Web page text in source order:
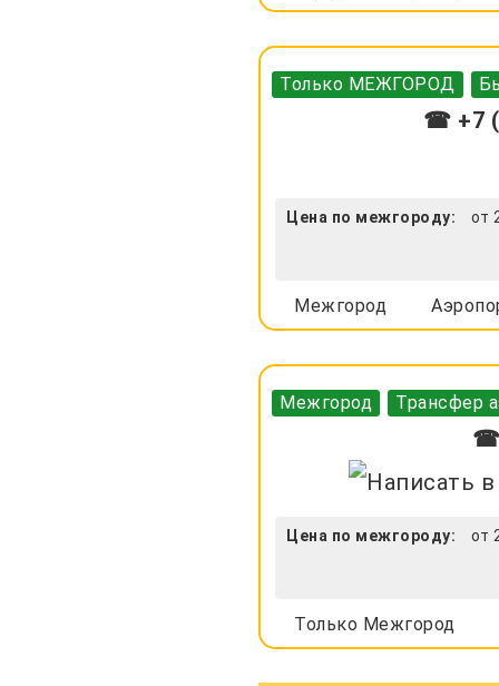
Только МЕЖГОРОД
☎ +7
Цена по межгороду: от
Межгород
Межгород Трансфер
☎
Цена по межгороду: от
Только Межгород